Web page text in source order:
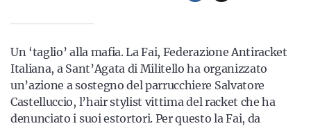
Servizi
Resta sempre aggiornato con le ultime news, iscriviti alla
nostra newsletter
Un ‘taglio’ alla mafia. La Fai, Federazione Antiracket
Italiana, a Sant’Agata di Militello ha organizzato
un’azione a sostegno del parrucchiere Salvatore
Castelluccio, l’hair stylist vittima del racket che ha
denunciato i suoi estortori. Per questo la Fai, da